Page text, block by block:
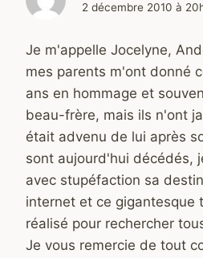
2 décembre 2010 à
Je m'appelle Jocelyne,
mes parents m'ont donné
ans en hommage et
beau-frère, mais ils n'ont
était advenu de lui après
sont aujourd'hui décédés,
avec stupéfaction sa
internet et ce gigantesque
réalisé pour rechercher
Je vous remercie de tout